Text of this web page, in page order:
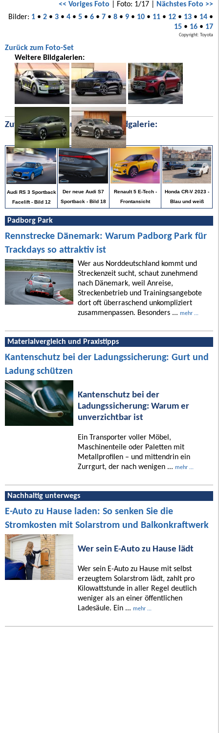
<< Voriges Foto | Foto: 1/17 | Nächstes Foto >>
Bilder: 1• 2• 3• 4• 5• 6• 7• 8• 9• 10• 11• 12• 13• 14•
15• 16• 17
Copyright: Toyota
Zurück zum Foto-Set
Weitere Bildgalerien:
Zufällige Bilder aus unserer Bildgalerie:
Audi RS 3 Sportback
Facelift - Bild 12
Der neue Audi S7
Sportback - Bild 18
Renault 5 E-Tech -
Frontansicht
Honda CR-V 2023 -
Blau und weiß
Padborg Park
Rennstrecke Dänemark: Warum Padborg Park für
Trackdays so attraktiv ist
Wer aus Norddeutschland kommt und
Streckenzeit sucht, schaut zunehmend
nach Dänemark, weil Anreise,
Streckenbetrieb und Trainingsangebote
dort oft überraschend unkompliziert
zusammenpassen. Besonders ... mehr ...
Materialvergleich und Praxistipps
Kantenschutz bei der Ladungssicherung: Gurt und
Ladung schützen
Kantenschutz bei der
Ladungssicherung: Warum er
unverzichtbar ist
Ein Transporter voller Möbel,
Maschinenteile oder Paletten mit
Metallprofilen – und mittendrin ein
Zurrgurt, der nach wenigen ... mehr ...
Nachhaltig unterwegs
E-Auto zu Hause laden: So senken Sie die
Stromkosten mit Solarstrom und Balkonkraftwerk
Wer sein E-Auto zu Hause lädt
Wer sein E-Auto zu Hause mit selbst
erzeugtem Solarstrom lädt, zahlt pro
Kilowattstunde in aller Regel deutlich
weniger als an einer öffentlichen
Ladesäule. Ein ... mehr ...